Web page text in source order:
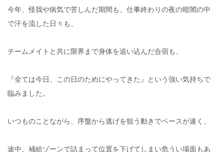
今年、怪我や病気で苦しんだ期間も、仕事終わりの夜の暗闇の中
で汗を流した日々も、
チームメイトと共に限界まで身体を追い込んだ合宿も、
『全ては今日、この日のためにやってきた』という強い気持ちで
臨みました。
いつものことながら、序盤から逃げを狙う動きでペースが速く、
途中、補給ゾーンで詰まって位置を下げてしまい危うい場面もあ